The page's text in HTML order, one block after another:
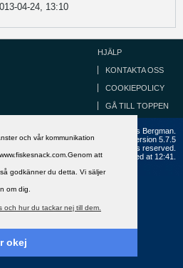
och vår kommunikation
att
godkänner du detta. Vi säljer
om dig.
och hur du tackar nej till dem.
okej
04-24, 13:10
HJÄLP
KONTAKTA OSS
COOKIEPOLICY
GÅ TILL TOPPEN
Grundad 2002 av Anders Bergman.
Powered by
Version 5.7.5
MH Sub I, LLC dba vBulletin. All rights reserved.
are GMT+1. This page was generated at 12:41.